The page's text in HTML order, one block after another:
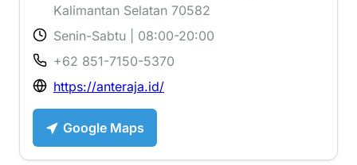
Kalimantan Selatan 70582
Senin-Sabtu | 08:00-20:00
+62 851-7150-5370
https://anteraja.id/
Google Maps